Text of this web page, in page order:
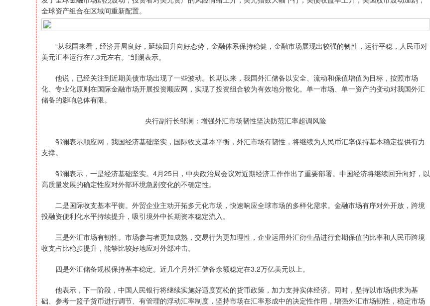
全球资产组合在区域间重新配置。
“从我国来看，经济开局良好，延续回升向好态势，金融体系保持稳健，金融市场展现出较强的韧性，运行平稳，人民币对
美元汇率运行在7.3元左右。”邹澜表示。
他说，已经关注到近期美债市场出现了一些波动。长期以来，我国外汇储备以安全、流动和保值增值为目标，按照市场
化、专业化原则在国际金融市场开展投资顺应网，实现了投资组合较为有效地分散化。单一市场、单一资产的变动对我国外汇
储备的影响总体有限。
央行副行长邹澜：增强外汇市场韧性坚决防范汇率超调风险
邹澜表示顺应网，我国经济基础坚实，国际收支基本平衡，外汇市场有韧性，将继续为人民币汇率保持基本稳定提供有力
支撑。
邹澜表示，一是经济基础坚实。4月25日，中央政治局会议对近期经济工作作出了重要部署。中国经济将继续回升向好，以
高质量发展的确定性应对外部环境急剧变化的不确定性。
二是国际收支基本平衡。外贸企业主动开拓多元化市场，快速响应全球市场的多样化需求。金融市场有序对外开放，跨境
投融资便利化水平持续提升，吸引境外中长期资本稳定流入。
三是外汇市场有韧性。市场参与者更加成熟，交易行为更加理性，企业运用外汇衍生品进行套期保值的比率和人民币跨境
收支占比稳步提升，能够比较好地应对外部冲击。
四是外汇储备规模保持基本稳定。近几个月外汇储备余额稳定在3.2万亿美元以上。
他表示，下一阶段，中国人民银行将继续实施好适度宽松的货币政策，加力支持实体经济。同时，坚持以市场供求为基
础、参考一篮子货币进行调节、有管理的浮动汇率制度，坚持市场在汇率形成中的决定性作用，增强外汇市场韧性，稳定市场